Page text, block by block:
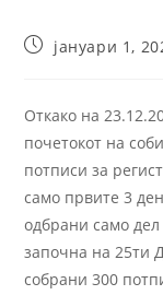
јануари 1,
Откако на
почетокот на
потписи за
само првите 3
одбрани само
започна на 25ти
собрани 300